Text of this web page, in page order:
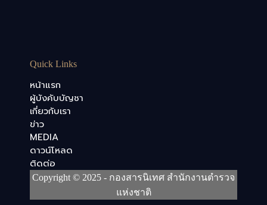
Quick Links
หน้าแรก
ผู้บังคับบัญชา
เกี่ยวกับเรา
ข่าว
MEDIA
ดาวน์โหลด
ติดต่อ
Copyright © 2025 - กองสารนิเทศ สำนักงานตำรวจ
แห่งชาติ